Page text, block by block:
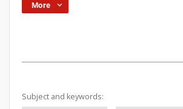
More
Subject and keywords: